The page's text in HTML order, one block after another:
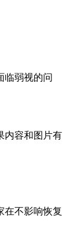
临弱视的问
内容和图片有
在不影响恢复